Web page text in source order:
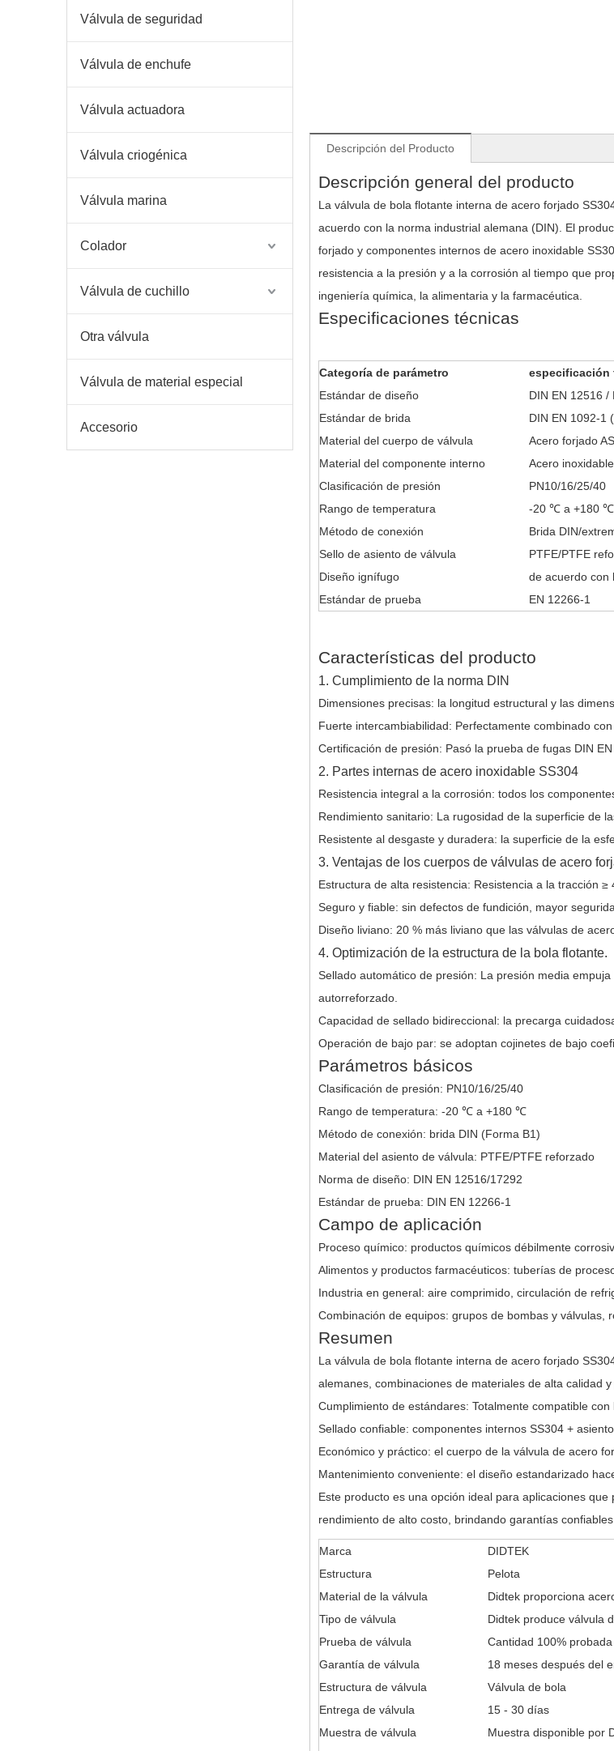
Válvula de seguridad
Válvula de enchufe
Válvula actuadora
Válvula criogénica
Válvula marina
Colador
Válvula de cuchillo
Otra válvula
Válvula de material especial
Accesorio
Descripción del Producto
Descripción general del producto
La válvula de bola flotante interna de acero forjado
acuerdo con la norma industrial alemana (DIN). El
forjado y componentes internos de acero inoxidable
resistencia a la presión y a la corrosión al tiempo que
ingeniería química, la alimentaria y la farmacéutica.
Especificaciones técnicas
Categoría de parámetro
especificación
Estándar de diseño
DIN EN 12516 /
Estándar de brida
DIN EN 1092-1
Material del cuerpo de válvula
Acero forjado
Material del componente interno
Acero
Clasificación de presión
PN10/16/25/40
Rango de temperatura
-20 ℃ a +180 ℃
Método de conexión
Brida DIN/
Sello de asiento de válvula
PTFE/PTFE
Diseño ignífugo
de acuerdo con
Estándar de prueba
EN 12266-1
Características del producto
1. Cumplimiento de la norma DIN
Dimensiones precisas: la longitud estructural y las
Fuerte intercambiabilidad: Perfectamente combinado
Certificación de presión: Pasó la prueba de fugas DIN
2. Partes internas de acero inoxidable SS304
Resistencia integral a la corrosión: todos los
Rendimiento sanitario: La rugosidad de la superficie de
Resistente al desgaste y duradera: la superficie de la
3. Ventajas de los cuerpos de válvulas de acero
Estructura de alta resistencia: Resistencia a la tracción
Seguro y fiable: sin defectos de fundición, mayor
Diseño liviano: 20 % más liviano que las válvulas de
4. Optimización de la estructura de la bola flotante.
Sellado automático de presión: La presión media
autorreforzado.
Capacidad de sellado bidireccional: la precarga
Operación de bajo par: se adoptan cojinetes de bajo
Parámetros básicos
Clasificación de presión: PN10/16/25/40
Rango de temperatura: -20 ℃ a +180 ℃
Método de conexión: brida DIN (Forma B1)
Material del asiento de válvula: PTFE/PTFE reforzado
Norma de diseño: DIN EN 12516/17292
Estándar de prueba: DIN EN 12266-1
Campo de aplicación
Proceso químico: productos químicos débilmente
Alimentos y productos farmacéuticos: tuberías de
Industria en general: aire comprimido, circulación de
Combinación de equipos: grupos de bombas y válvulas,
Resumen
La válvula de bola flotante interna de acero forjado
alemanes, combinaciones de materiales de alta calidad
Cumplimiento de estándares: Totalmente compatible
Sellado confiable: componentes internos SS304 +
Económico y práctico: el cuerpo de la válvula de acero
Mantenimiento conveniente: el diseño estandarizado
Este producto es una opción ideal para aplicaciones
rendimiento de alto costo, brindando garantías
Marca
DIDTEK
Estructura
Pelota
Material de la válvula
Didtek proporciona
Tipo de válvula
Didtek produce válvula
Prueba de válvula
Cantidad 100%
Garantía de válvula
18 meses después del
Estructura de válvula
Válvula de bola
Entrega de válvula
15 - 30 días
Muestra de válvula
Muestra disponible por